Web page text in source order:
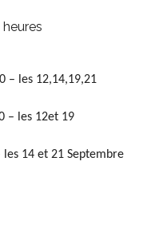
– les 12,14,19,21
– les 12et 19
les 14 et 21 Septembre